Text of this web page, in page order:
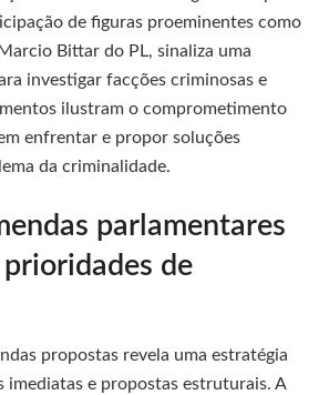
de figuras proeminentes como
Bittar do PL, sinaliza uma
investigar facções criminosas e
ilustram o comprometimento
enfrentar e propor soluções
da criminalidade.
parlamentares
de
propostas revela uma estratégia
imediatas e propostas estruturais. A